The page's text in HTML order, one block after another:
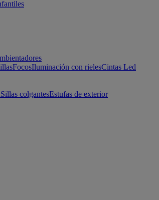
FocosIluminación con rielesCintas Led
Sillas colgantesEstufas de exterior